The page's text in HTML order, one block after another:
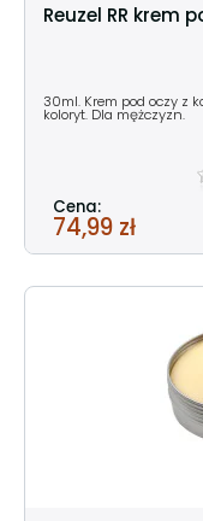
Reuzel RR krem
30ml. Krem pod oczy z
koloryt. Dla mężczyzn.
Cena:
74,99 zł